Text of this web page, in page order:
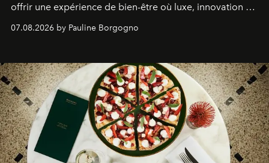
offrir une expérience de bien-être où luxe, innovation et
07.08.2026 by Pauline Borgogno